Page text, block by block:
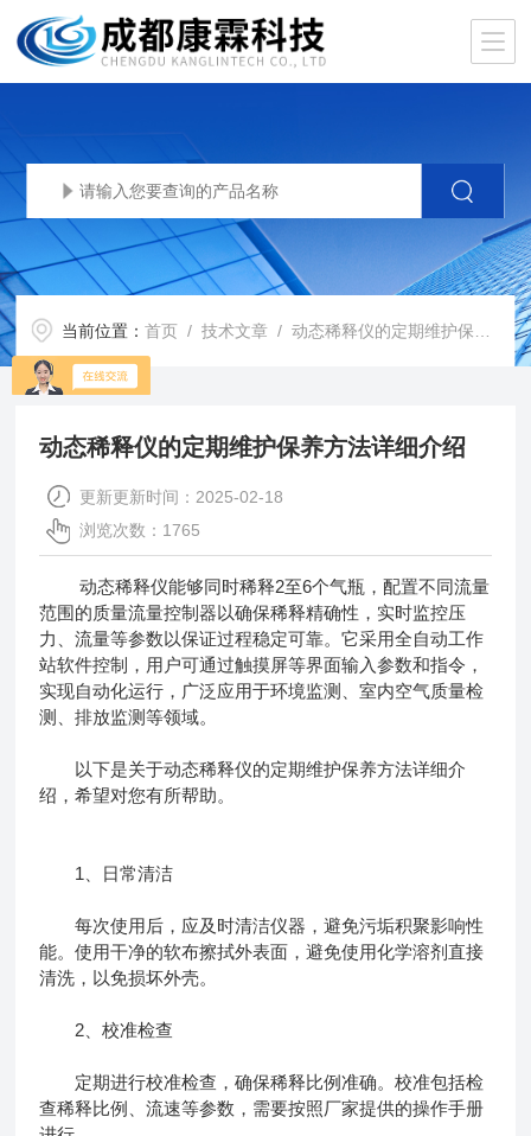
当前位置：首页 /技术文章 / 动态稀释仪的定期维护保养方法详细介绍
动态稀释仪的定期维护保养方法详细介绍
更新更新时间：2025-02-18
浏览次数：1765
动态稀释仪能够同时稀释2至6个气瓶，配置不同流量
范围的质量流量控制器以确保稀释精确性，实时监控压
力、流量等参数以保证过程稳定可靠。它采用全自动工作
站软件控制，用户可通过触摸屏等界面输入参数和指令，
实现自动化运行，广泛应用于环境监测、室内空气质量检
测、排放监测等领域。
以下是关于动态稀释仪的定期维护保养方法详细介
绍，希望对您有所帮助。
1、日常清洁
每次使用后，应及时清洁仪器，避免污垢积聚影响性
能。使用干净的软布擦拭外表面，避免使用化学溶剂直接
清洗，以免损坏外壳。
2、校准检查
定期进行校准检查，确保稀释比例准确。校准包括检
查稀释比例、流速等参数，需要按照厂家提供的操作手册